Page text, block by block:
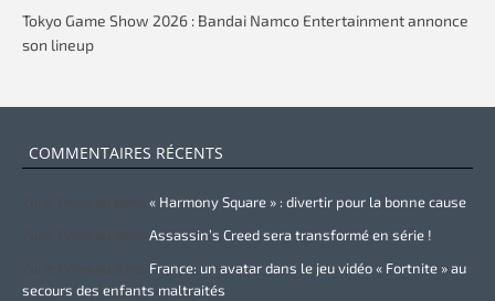
Tokyo Game Show 2026 : Bandai Namco Entertainment annonce
son lineup
COMMENTAIRES RÉCENTS
« Harmony Square » : divertir pour la bonne cause
Assassin’s Creed sera transformé en série !
France: un avatar dans le jeu vidéo « Fortnite » au
secours des enfants maltraités